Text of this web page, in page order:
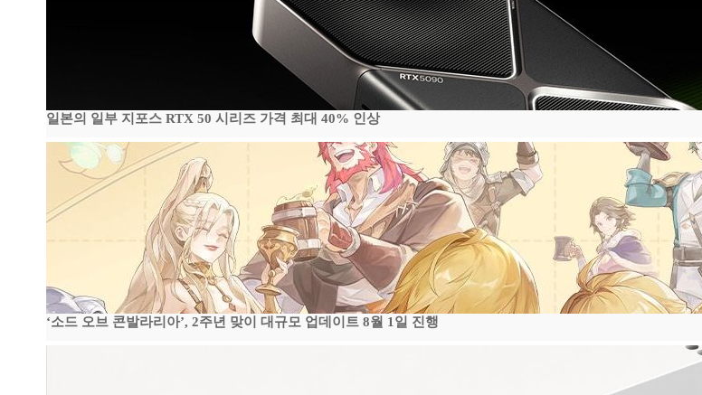
일본의 일부 지포스 RTX 50 시리즈 가격 최대 40% 인상
‘소드 오브 콘발라리아’, 2주년 맞이 대규모 업데이트 8월 1일 진행